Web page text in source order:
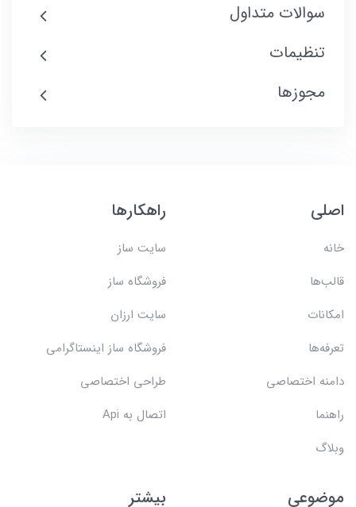
سوالات متداول
تنظیمات
مجوزها
اصلی
خانه
قالب‌ها
امکانات
تعرفه‌ها
دامنه اختصاصی
راهنما
وبلاگ
راهکارها
سایت ساز
فروشگاه ساز
سایت ارزان
فروشگاه ساز اینستاگرامی
طراحی اختصاصی
اتصال به Api
موضوعی بیشتر